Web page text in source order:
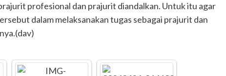
profesional dan prajurit diandalkan. Untuk itu agar
dalam melaksanakan tugas sebagai prajurit dan